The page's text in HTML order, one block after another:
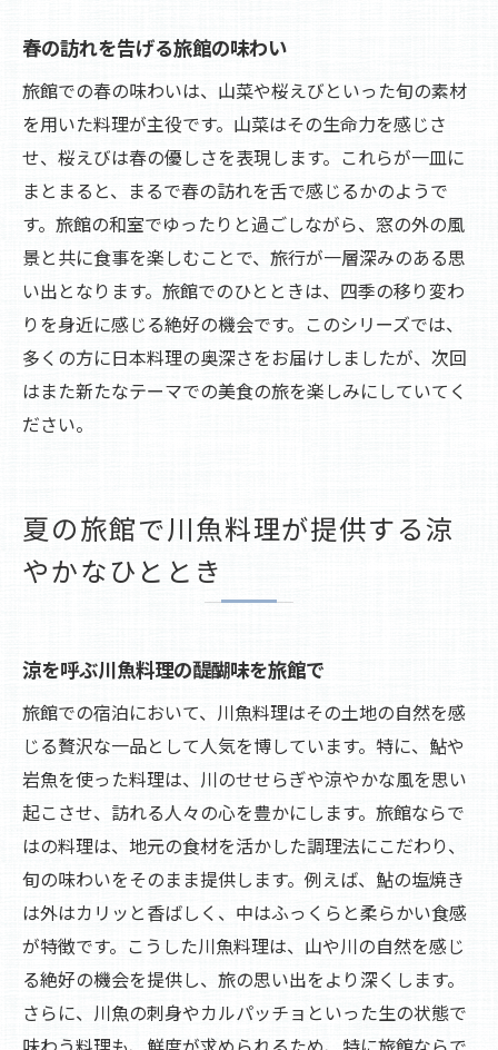
春の訪れを告げる旅館の味わい
旅館での春の味わいは、山菜や桜えびといった旬の素材
を用いた料理が主役です。山菜はその生命力を感じさ
せ、桜えびは春の優しさを表現します。これらが一皿に
まとまると、まるで春の訪れを舌で感じるかのようで
す。旅館の和室でゆったりと過ごしながら、窓の外の風
景と共に食事を楽しむことで、旅行が一層深みのある思
い出となります。旅館でのひとときは、四季の移り変わ
りを身近に感じる絶好の機会です。このシリーズでは、
多くの方に日本料理の奥深さをお届けしましたが、次回
はまた新たなテーマでの美食の旅を楽しみにしていてく
ださい。
夏の旅館で川魚料理が提供する涼
やかなひととき
涼を呼ぶ川魚料理の醍醐味を旅館で
旅館での宿泊において、川魚料理はその土地の自然を感
じる贅沢な一品として人気を博しています。特に、鮎や
岩魚を使った料理は、川のせせらぎや涼やかな風を思い
起こさせ、訪れる人々の心を豊かにします。旅館ならで
はの料理は、地元の食材を活かした調理法にこだわり、
旬の味わいをそのまま提供します。例えば、鮎の塩焼き
は外はカリッと香ばしく、中はふっくらと柔らかい食感
が特徴です。こうした川魚料理は、山や川の自然を感じ
る絶好の機会を提供し、旅の思い出をより深くします。
さらに、川魚の刺身やカルパッチョといった生の状態で